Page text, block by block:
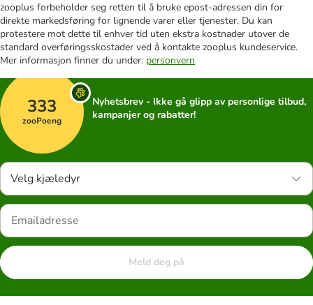
zooplus forbeholder seg retten til å bruke epost-adressen din for
direkte markedsføring for lignende varer eller tjenester. Du kan
protestere mot dette til enhver tid uten ekstra kostnader utover de
standard overføringsskostader ved å kontakte zooplus kundeservice.
Mer informasjon finner du under: personvern
333
zooPoeng
Nyhetsbrev - Ikke gå glipp av personlige tilbud,
kampanjer og rabatter!
Velg kjæledyr
Meld deg på